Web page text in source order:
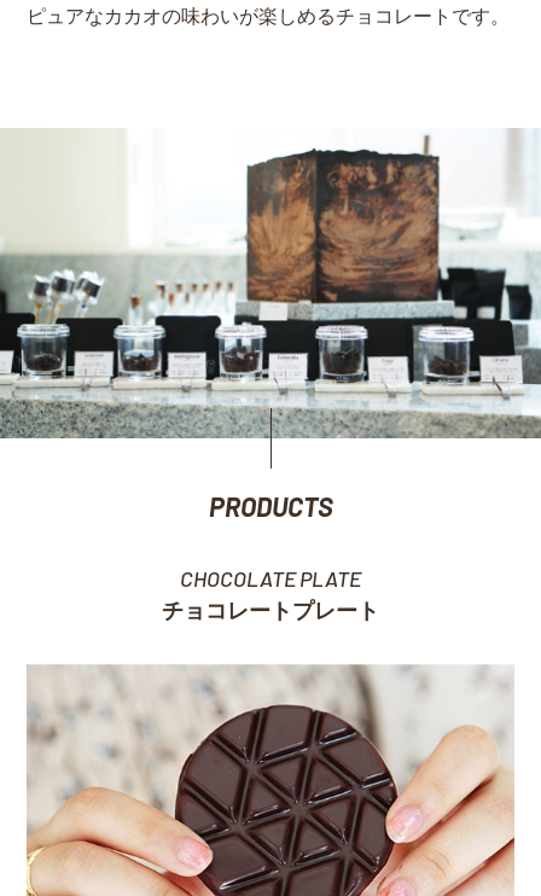
ピュアなカカオの味わいが楽しめるチョコレートです。
PRODUCTS
CHOCOLATE PLATE
チョコレートプレート